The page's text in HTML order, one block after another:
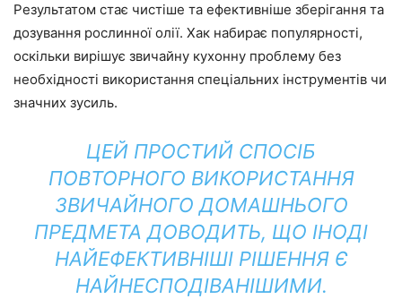
Результатом стає чистіше та ефективніше зберігання та
дозування рослинної олії. Хак набирає популярності,
оскільки вирішує звичайну кухонну проблему без
необхідності використання спеціальних інструментів чи
значних зусиль.
ЦЕЙ ПРОСТИЙ СПОСІБ
ПОВТОРНОГО ВИКОРИСТАННЯ
ЗВИЧАЙНОГО ДОМАШНЬОГО
ПРЕДМЕТА ДОВОДИТЬ, ЩО ІНОДІ
НАЙЕФЕКТИВНІШІ РІШЕННЯ Є
НАЙНЕСПОДІВАНІШИМИ.